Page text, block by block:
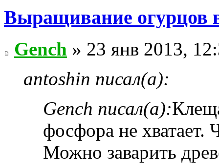
Выращивание огурцов
Gench » 23 янв 2013,
antoshin писал(а):
Gench писал(а):
фосфора не хватает.
Можно заварить